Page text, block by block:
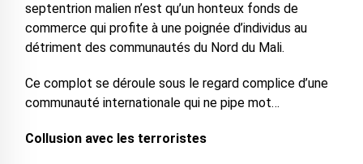
septentrion malien n’est qu’un honteux fonds de
commerce qui profite à une poignée d’individus au
détriment des communautés du Nord du Mali.
Ce complot se déroule sous le regard complice d’une
communauté internationale qui ne pipe mot…
Collusion avec les terroristes